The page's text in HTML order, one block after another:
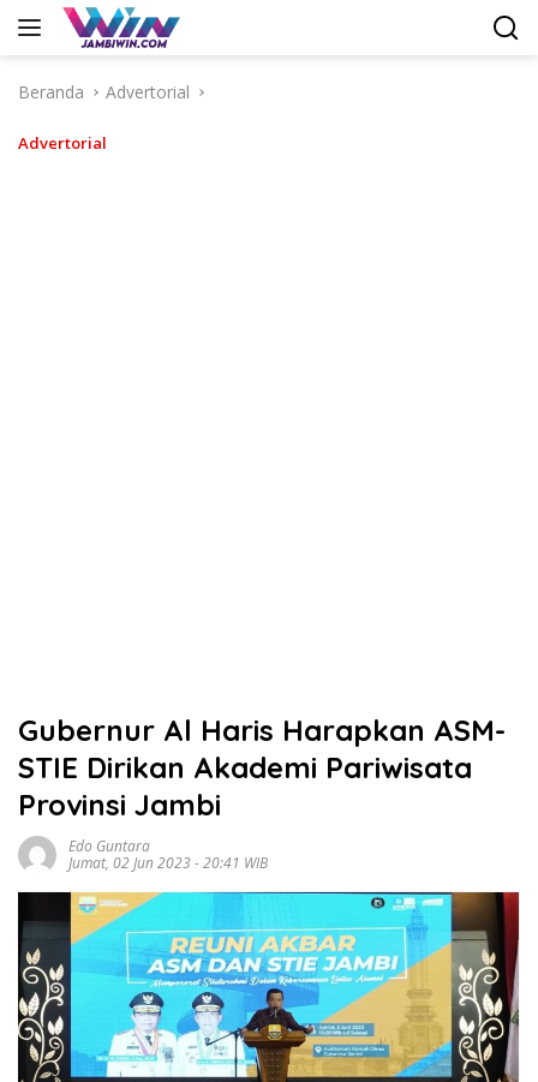
Langsung
Beranda
Advertorial
Advertorial
Gubernur Al Haris Harapkan ASM-
STIE Dirikan Akademi Pariwisata
Provinsi Jambi
Edo Guntara
Jumat, 02 Jun 2023 - 20:41 WIB